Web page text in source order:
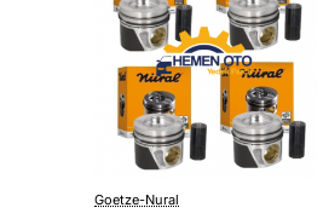
Yan
Sanayi
Goetze-Nural